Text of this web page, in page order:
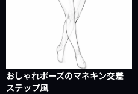
おしゃれポーズのマネキン交差
ステップ風